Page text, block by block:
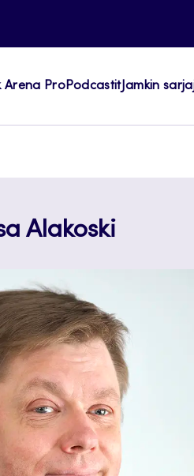
Arena ProPodcastitJamkin
Alakoski